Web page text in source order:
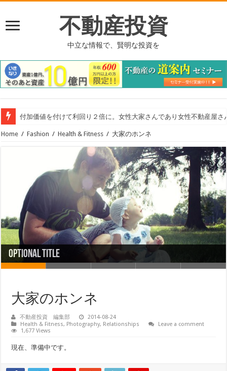
不動産投資
中立な情報で、賢明な投資を
付加価値を付けて利回り２倍に。女性大家さんであり女性不動産屋さ
Home / Fashion / Health & Fitness / 大家のホンネ
Optional Title
Optional Title with link
大家のホンネ
不動産投資 編集部
2014-08-24
Health & Fitness, Photography, Relationships
Leave a comment
1,677 Views
現在、準備中です。